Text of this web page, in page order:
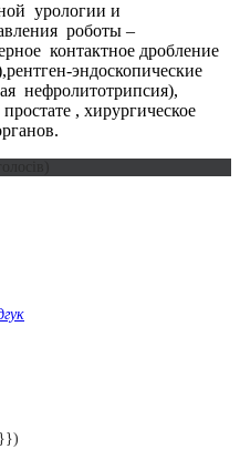
урологии и
роботы –
контактное дробление
эндоскопические
нефролитотрипсия),
, хирургическое